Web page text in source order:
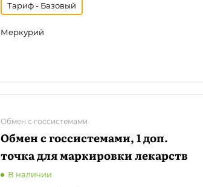
Тариф - Базовый
Меркурий
Обмен с госсистемами
Обмен с госсистемами, 1 доп.
точка для маркировки лекарств
В наличии